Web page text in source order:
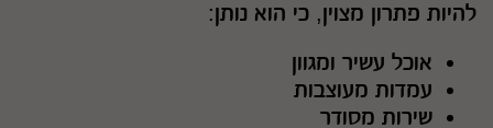
להיות פתרון מצוין, כי הוא נותן:
אוכל עשיר ומגוון
עמדות מעוצבות
שירות מסודר